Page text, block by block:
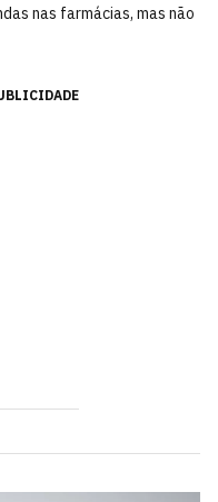
nas farmácias, mas não